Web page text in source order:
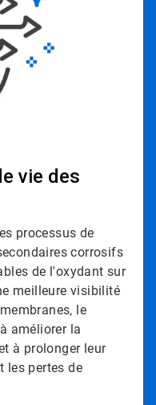
vie des
processus de
corrosifs
de l'oxydant sur
meilleure visibilité
le
améliorer la
à prolonger leur
les pertes de